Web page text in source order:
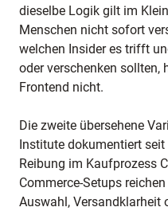
dieselbe Logik gilt im
Menschen nicht sofort
welchen Insider es trifft
oder verschenken
Frontend nicht.
Die zweite übersehene
Institute dokumentiert
Reibung im Kaufprozess
Commerce-Setups
Auswahl, Versandklarheit